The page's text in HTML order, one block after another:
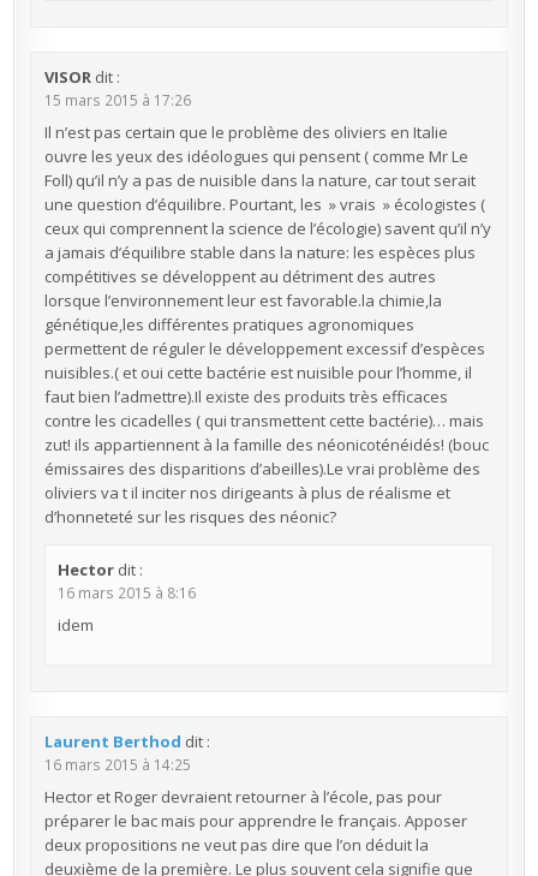
VISOR dit :
15 mars 2015 à 17:26
Il n’est pas certain que le problème des oliviers en Italie
ouvre les yeux des idéologues qui pensent ( comme Mr Le
Foll) qu’il n’y a pas de nuisible dans la nature, car tout serait
une question d’équilibre. Pourtant, les » vrais » écologistes (
ceux qui comprennent la science de l’écologie) savent qu’il n’y
a jamais d’équilibre stable dans la nature: les espèces plus
compétitives se développent au détriment des autres
lorsque l’environnement leur est favorable.la chimie,la
génétique,les différentes pratiques agronomiques
permettent de réguler le développement excessif d’espèces
nuisibles.( et oui cette bactérie est nuisible pour l’homme, il
faut bien l’admettre).Il existe des produits très efficaces
contre les cicadelles ( qui transmettent cette bactérie)… mais
zut! ils appartiennent à la famille des néonicoténéidés! (bouc
émissaires des disparitions d’abeilles).Le vrai problème des
oliviers va t il inciter nos dirigeants à plus de réalisme et
d’honneteté sur les risques des néonic?
Hector dit :
16 mars 2015 à 8:16
idem
Laurent Berthod dit :
16 mars 2015 à 14:25
Hector et Roger devraient retourner à l’école, pas pour
préparer le bac mais pour apprendre le français. Apposer
deux propositions ne veut pas dire que l’on déduit la
deuxième de la première. Le plus souvent cela signifie que